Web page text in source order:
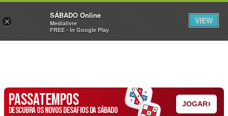
Sábado Assine Iniciar Sessão
PASSATEMPOS
DESCUBRA OS NOVOS DESAFIOS DA SÁBADO
JOGAR›
×
SÁBADO Online
Medialivre
FREE - In Google Play
VIEW